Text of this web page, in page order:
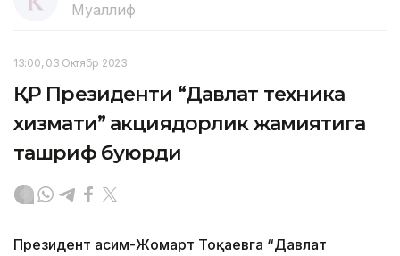
Муаллиф
13:00, 03 Октябр 2023
ҚР Президенти “Давлат техника
хизмати” акциядорлик жамиятига
ташриф буюрди
Президент Қасим-Жомарт Тоқаевга “Давлат